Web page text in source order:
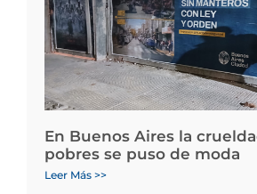
En Buenos Aires la
pobres se puso de moda
Leer Más >>